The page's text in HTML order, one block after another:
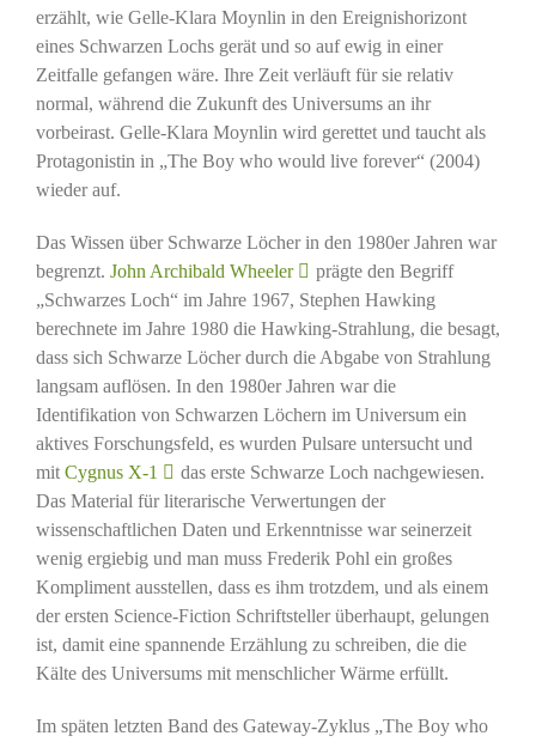
erzählt, wie Gelle-Klara Moynlin in den Ereignishorizont
eines Schwarzen Lochs gerät und so auf ewig in einer
Zeitfalle gefangen wäre. Ihre Zeit verläuft für sie relativ
normal, während die Zukunft des Universums an ihr
vorbeirast. Gelle-Klara Moynlin wird gerettet und taucht als
Protagonistin in „The Boy who would live forever“ (2004)
wieder auf.
Das Wissen über Schwarze Löcher in den 1980er Jahren war
begrenzt. John Archibald Wheeler
prägte den Begriff
„Schwarzes Loch“ im Jahre 1967, Stephen Hawking
berechnete im Jahre 1980 die Hawking-Strahlung, die besagt,
dass sich Schwarze Löcher durch die Abgabe von Strahlung
langsam auflösen. In den 1980er Jahren war die
Identifikation von Schwarzen Löchern im Universum ein
aktives Forschungsfeld, es wurden Pulsare untersucht und
mit Cygnus X-1
das erste Schwarze Loch nachgewiesen.
Das Material für literarische Verwertungen der
wissenschaftlichen Daten und Erkenntnisse war seinerzeit
wenig ergiebig und man muss Frederik Pohl ein großes
Kompliment ausstellen, dass es ihm trotzdem, und als einem
der ersten Science-Fiction Schriftsteller überhaupt, gelungen
ist, damit eine spannende Erzählung zu schreiben, die die
Kälte des Universums mit menschlicher Wärme erfüllt.
Im späten letzten Band des Gateway-Zyklus „The Boy who